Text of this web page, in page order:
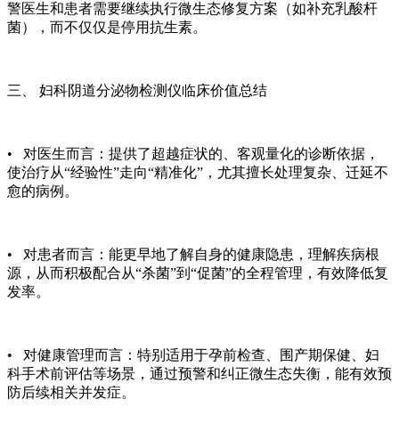
警医生和患者需要继续执行微生态修复方案（如补充乳酸杆
菌），而不仅仅是停用抗生素。
三、 妇科阴道分泌物检测仪临床价值总结
• 对医生而言：提供了超越症状的、客观量化的诊断依据，
使治疗从“经验性”走向“精准化”，尤其擅长处理复杂、迁延不
愈的病例。
• 对患者而言：能更早地了解自身的健康隐患，理解疾病根
源，从而积极配合从“杀菌”到“促菌”的全程管理，有效降低复
发率。
• 对健康管理而言：特别适用于孕前检查、围产期保健、妇
科手术前评估等场景，通过预警和纠正微生态失衡，能有效预
防后续相关并发症。